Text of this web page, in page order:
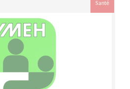
Santé